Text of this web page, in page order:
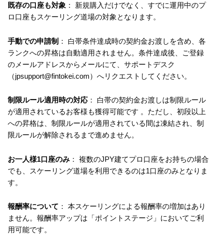
既存の口座も対象 ： 新規購入だけでなく、すでに運用中のプ
ロ口座もスケーリング道場の対象となります。
手動での申請制 ： 白帯条件達成時の契約金お渡しを含め、各
ランクへの昇格は自動適用されません。条件達成後、ご登録
のメールアドレスからメールにて、サポートデスク
（jpsupport@fintokei.com）へリクエストしてください。
制限ルール適用時の対応： 白帯の契約金お渡しは制限ルール
が適用されているお客様も獲得可能です 。ただし、初段以上
への昇格は、制限ルールが適用されている間は凍結され、制
限ルールが解除されるまで進めません。
お一人様1口座のみ ： 複数のJPY建てプロ口座をお持ちの場合
でも、スケーリング道場を利用できるのは1口座のみとなりま
す。
報酬率について ： 本スケーリングによる報酬率の増加はあり
ません。報酬率アップは「ポイントステージ」においてご利
用可能です。